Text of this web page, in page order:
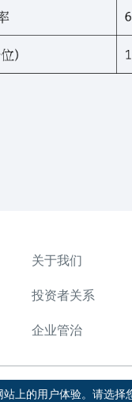
上的用户体验。请选择
关于我们
投资者关系
企业管治